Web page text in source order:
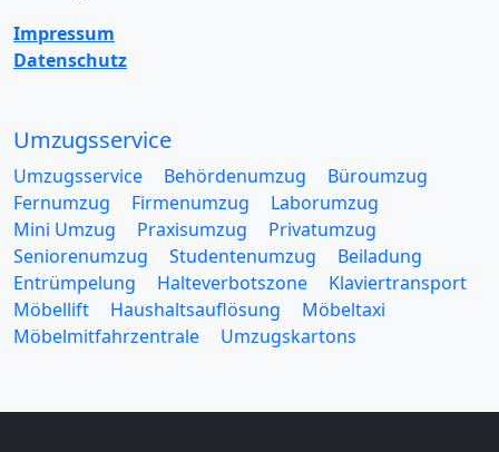
Impressum
Datenschutz
Umzugsservice
Umzugsservice Behördenumzug
Büroumzug
Fernumzug
Firmenumzug
Laborumzug
Mini Umzug
Praxisumzug
Privatumzug
Seniorenumzug
Studentenumzug
Beiladung
Entrümpelung
Halteverbotszone
Klaviertransport
Möbellift
Haushaltsauflösung
Möbeltaxi
Möbelmitfahrzentrale
Umzugskartons